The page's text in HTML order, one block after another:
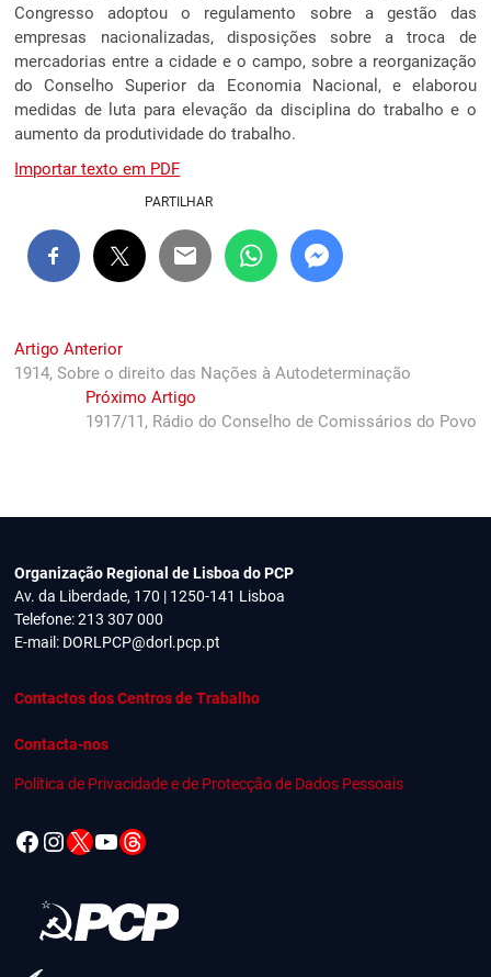
Congresso adoptou o regulamento sobre a gestão das
empresas nacionalizadas, disposições sobre a troca de
mercadorias entre a cidade e o campo, sobre a reorganização
do Conselho Superior da Economia Nacional, e elaborou
medidas de luta para elevação da disciplina do trabalho e o
aumento da produtividade do trabalho.
Importar texto em PDF
PARTILHAR
Navegação
de
Artigo AnteriorPrevious
post:
1914, Sobre o direito das Nações à Autodeterminação
Próximo ArtigoNext
post:
1917/11, Rádio do Conselho de Comissários do Povo
Organização Regional de Lisboa do PCP
Av. da Liberdade, 170 | 1250-141 Lisboa
Telefone: 213 307 000
E-mail: DORLPCP@dorl.pcp.pt
Contactos dos Centros de Trabalho
Contacta-nos
Política de Privacidade e de Protecção de Dados Pessoais
Facebook
Instagram
X YouTube
Threads